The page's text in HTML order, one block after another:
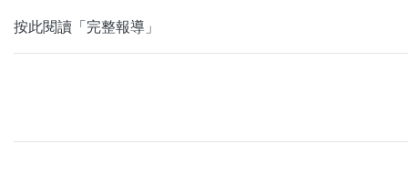
按此閱讀「完整報導」